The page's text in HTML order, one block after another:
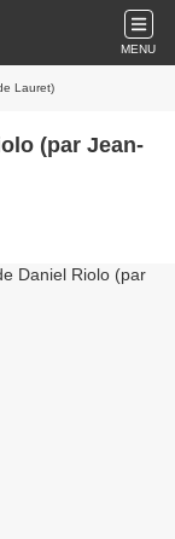
MENU
Lauret)
(par Jean-